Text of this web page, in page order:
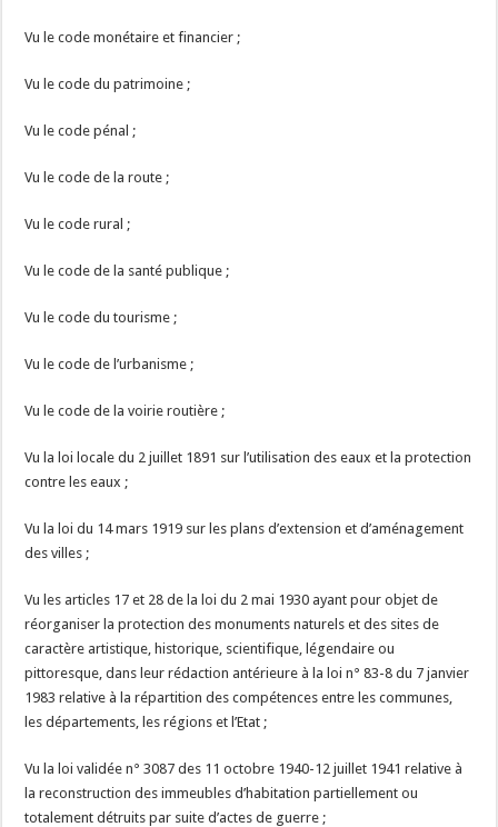
Vu le code monétaire et financier ;
Vu le code du patrimoine ;
Vu le code pénal ;
Vu le code de la route ;
Vu le code rural ;
Vu le code de la santé publique ;
Vu le code du tourisme ;
Vu le code de l’urbanisme ;
Vu le code de la voirie routière ;
Vu la loi locale du 2 juillet 1891 sur l’utilisation des eaux et la protection
contre les eaux ;
Vu la loi du 14 mars 1919 sur les plans d’extension et d’aménagement
des villes ;
Vu les articles 17 et 28 de la loi du 2 mai 1930 ayant pour objet de
réorganiser la protection des monuments naturels et des sites de
caractère artistique, historique, scientifique, légendaire ou
pittoresque, dans leur rédaction antérieure à la loi n° 83-8 du 7 janvier
1983 relative à la répartition des compétences entre les communes,
les départements, les régions et l’Etat ;
Vu la loi validée n° 3087 des 11 octobre 1940-12 juillet 1941 relative à
la reconstruction des immeubles d’habitation partiellement ou
totalement détruits par suite d’actes de guerre ;